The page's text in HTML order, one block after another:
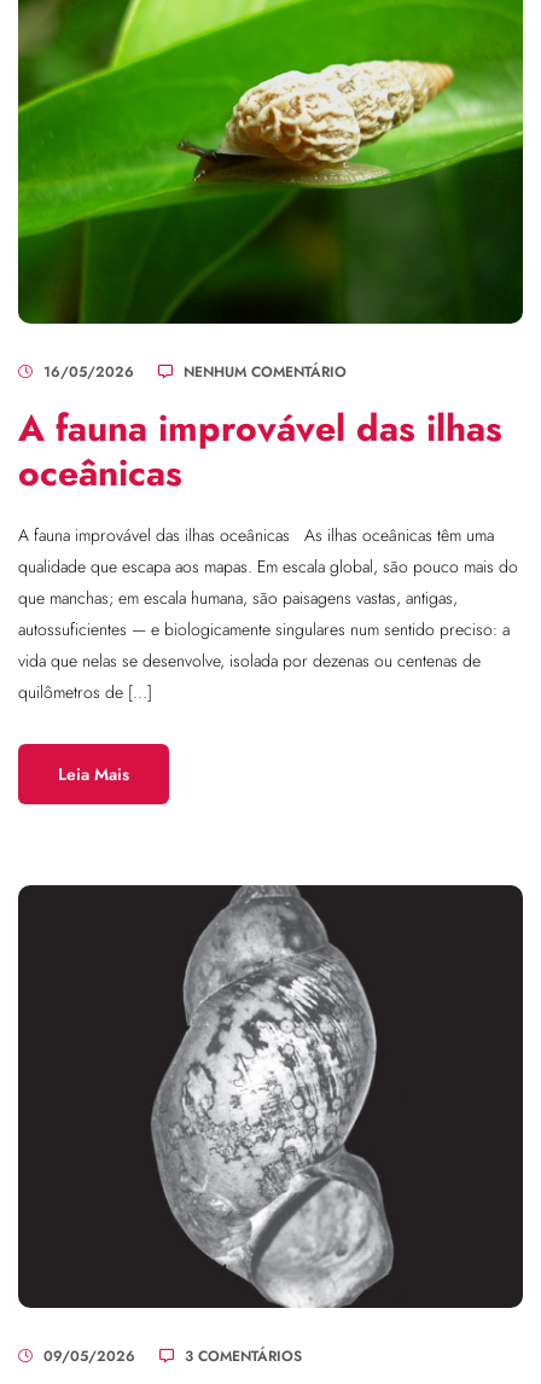
16/05/2026 NENHUM COMENTÁRIO
A fauna improvável das ilhas
oceânicas
A fauna improvável das ilhas oceânicas As ilhas oceânicas têm uma
qualidade que escapa aos mapas. Em escala global, são pouco mais do
que manchas; em escala humana, são paisagens vastas, antigas,
autossuficientes — e biologicamente singulares num sentido preciso: a
vida que nelas se desenvolve, isolada por dezenas ou centenas de
quilômetros de […]
Leia Mais
09/05/2026 3 COMENTÁRIOS